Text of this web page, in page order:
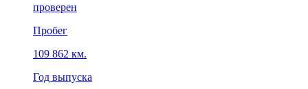
проверен
Пробег
109 862 км.
Год выпуска